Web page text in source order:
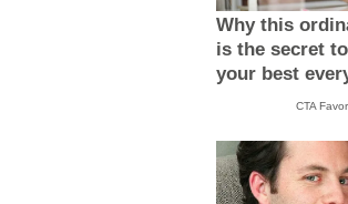
Why this
is the secret
your best
CTA